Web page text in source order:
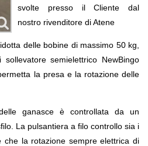
svolte presso il Cliente dal
nostro rivenditore di Atene
delle bobine di massimo 50 kg,
semielettrico NewBingo
la presa e la rotazione delle
ganasce è controllata da un
La pulsantiera a filo controllo sia i
che la rotazione sempre elettrica di